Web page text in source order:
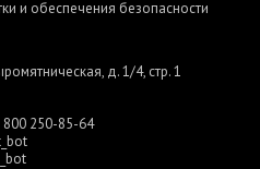
и обеспечения безопасности
д. 1/4, стр. 1
800 250-85-64